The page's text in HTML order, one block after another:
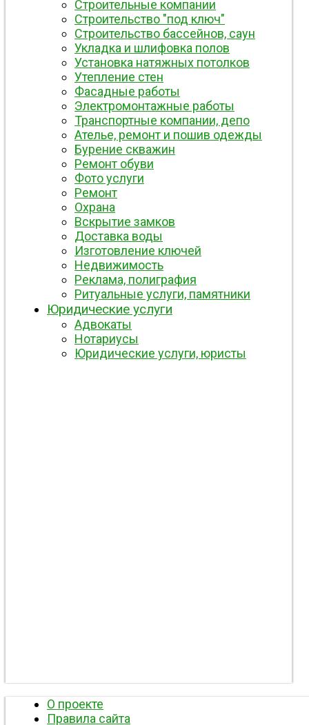
Строительные компании
Строительство "под ключ"
Строительство бассейнов, саун
Укладка и шлифовка полов
Установка натяжных потолков
Утепление стен
Фасадные работы
Электромонтажные работы
Транспортные компании, депо
Ателье, ремонт и пошив одежды
Бурение скважин
Ремонт обуви
Фото услуги
Ремонт
Охрана
Вскрытие замков
Доставка воды
Изготовление ключей
Недвижимость
Реклама, полиграфия
Ритуальные услуги, памятники
Юридические услуги
Адвокаты
Нотариусы
Юридические услуги, юристы
О проекте
Правила сайта